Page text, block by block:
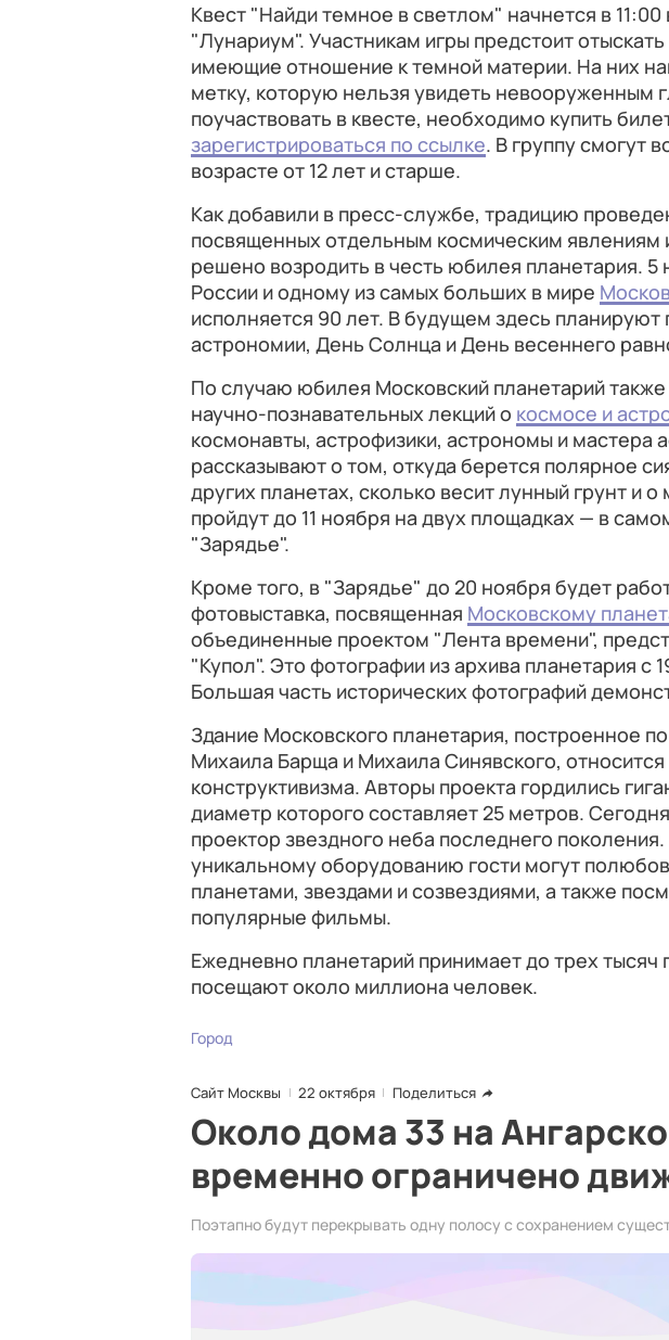
Квест "Найди темное в светлом" начнется в
"Лунариум". Участникам игры предстоит отыскать
имеющие отношение к темной материи. На них
метку, которую нельзя увидеть невооруженным
поучаствовать в квесте, необходимо купить
зарегистрироваться по ссылке. В группу смогут
возрасте от 12 лет и старше.
Как добавили в пресс-службе, традицию
посвященных отдельным космическим явлениям
решено возродить в честь юбилея планетария.
России и одному из самых больших в мире
исполняется 90 лет. В будущем здесь планируют
астрономии, День Солнца и День весеннего
По случаю юбилея Московский планетарий также
научно-познавательных лекций о космосе и
космонавты, астрофизики, астрономы и мастера
рассказывают о том, откуда берется полярное
других планетах, сколько весит лунный грунт и
пройдут до 11 ноября на двух площадках — в
"Зарядье".
Кроме того, в "Зарядье" до 20 ноября будет
фотовыставка, посвященная Московскому
объединенные проектом "Лента времени",
"Купол". Это фотографии из архива планетария с
Большая часть исторических фотографий
Здание Московского планетария, построенное
Михаила Барща и Михаила Синявского,
конструктивизма. Авторы проекта гордились
диаметр которого составляет 25 метров.
проектор звездного неба последнего
уникальному оборудованию гости могут
планетами, звездами и созвездиями, а также
популярные фильмы.
Ежедневно планетарий принимает до трех тысяч
посещают около миллиона человек.
Город
Сайт Москвы 22 октября Поделиться
Около дома 33 на
временно ограничено
Поэтапно будут перекрывать одну полосу с сохранением